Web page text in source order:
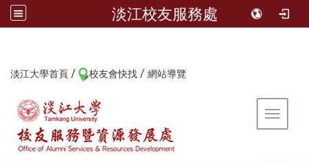
淡江校友服務處
淡江大學首頁 / 校友會快找 / 網站導覽
Toggle